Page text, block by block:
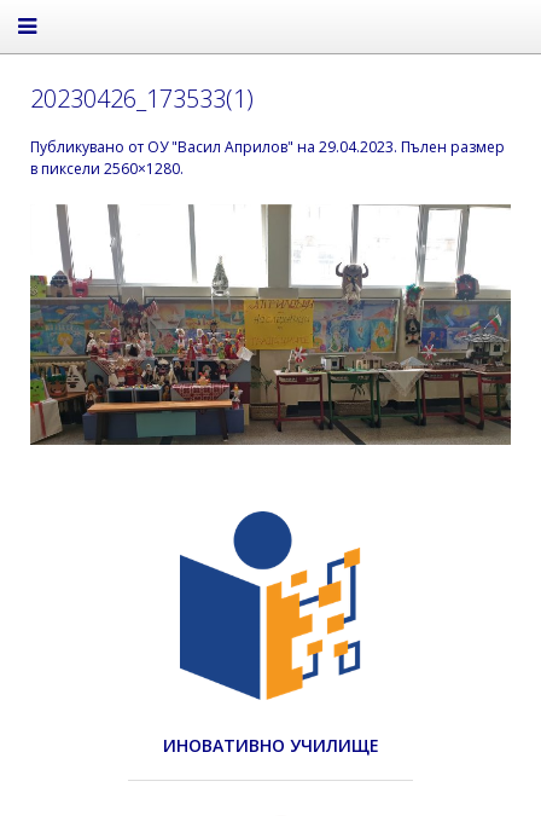
20230426_173533(1)
Публикувано от ОУ "Васил Априлов" на 29.04.2023. Пълен размер
в пиксели 2560×1280.
ИНОВАТИВНО УЧИЛИЩЕ